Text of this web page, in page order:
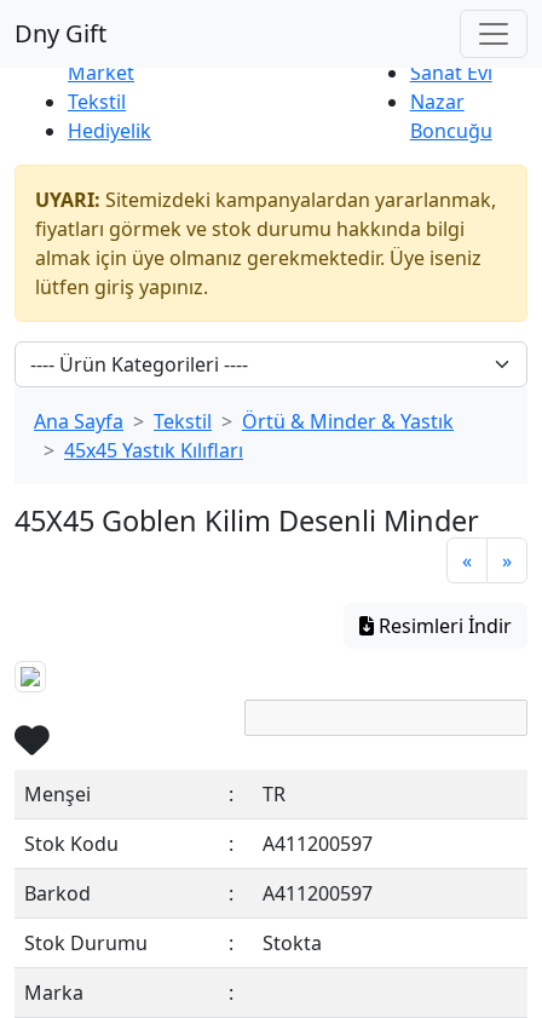
Dny Gift
Yeni Ürünler
İndirim
Market
Tekstil
Hediyelik
Sanat Evi
Nazar
Boncuğu
UYARI: Sitemizdeki kampanyalardan yararlanmak,
fiyatları görmek ve stok durumu hakkında bilgi
almak için üye olmanız gerekmektedir. Üye iseniz
lütfen giriş yapınız.
Ana Sayfa Tekstil
Örtü & Minder & Yastık
45x45 Yastık Kılıfları
45X45 Goblen Kilim Desenli Minder
« »
Resimleri İndir
Menşei :
TR
Stok Kodu
:
A411200597
Barkod
:
A411200597
Stok Durumu
:
Stokta
Marka
: